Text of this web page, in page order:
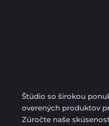
Štúdio so širokou
overených produktov
Zúročte naše